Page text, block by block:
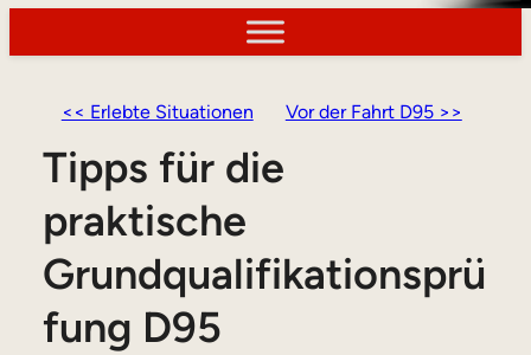
<< Erlebte Situationen Vor der Fahrt D95 >>
Tipps für die
praktische
Grundqualifikationsprü
fung D95